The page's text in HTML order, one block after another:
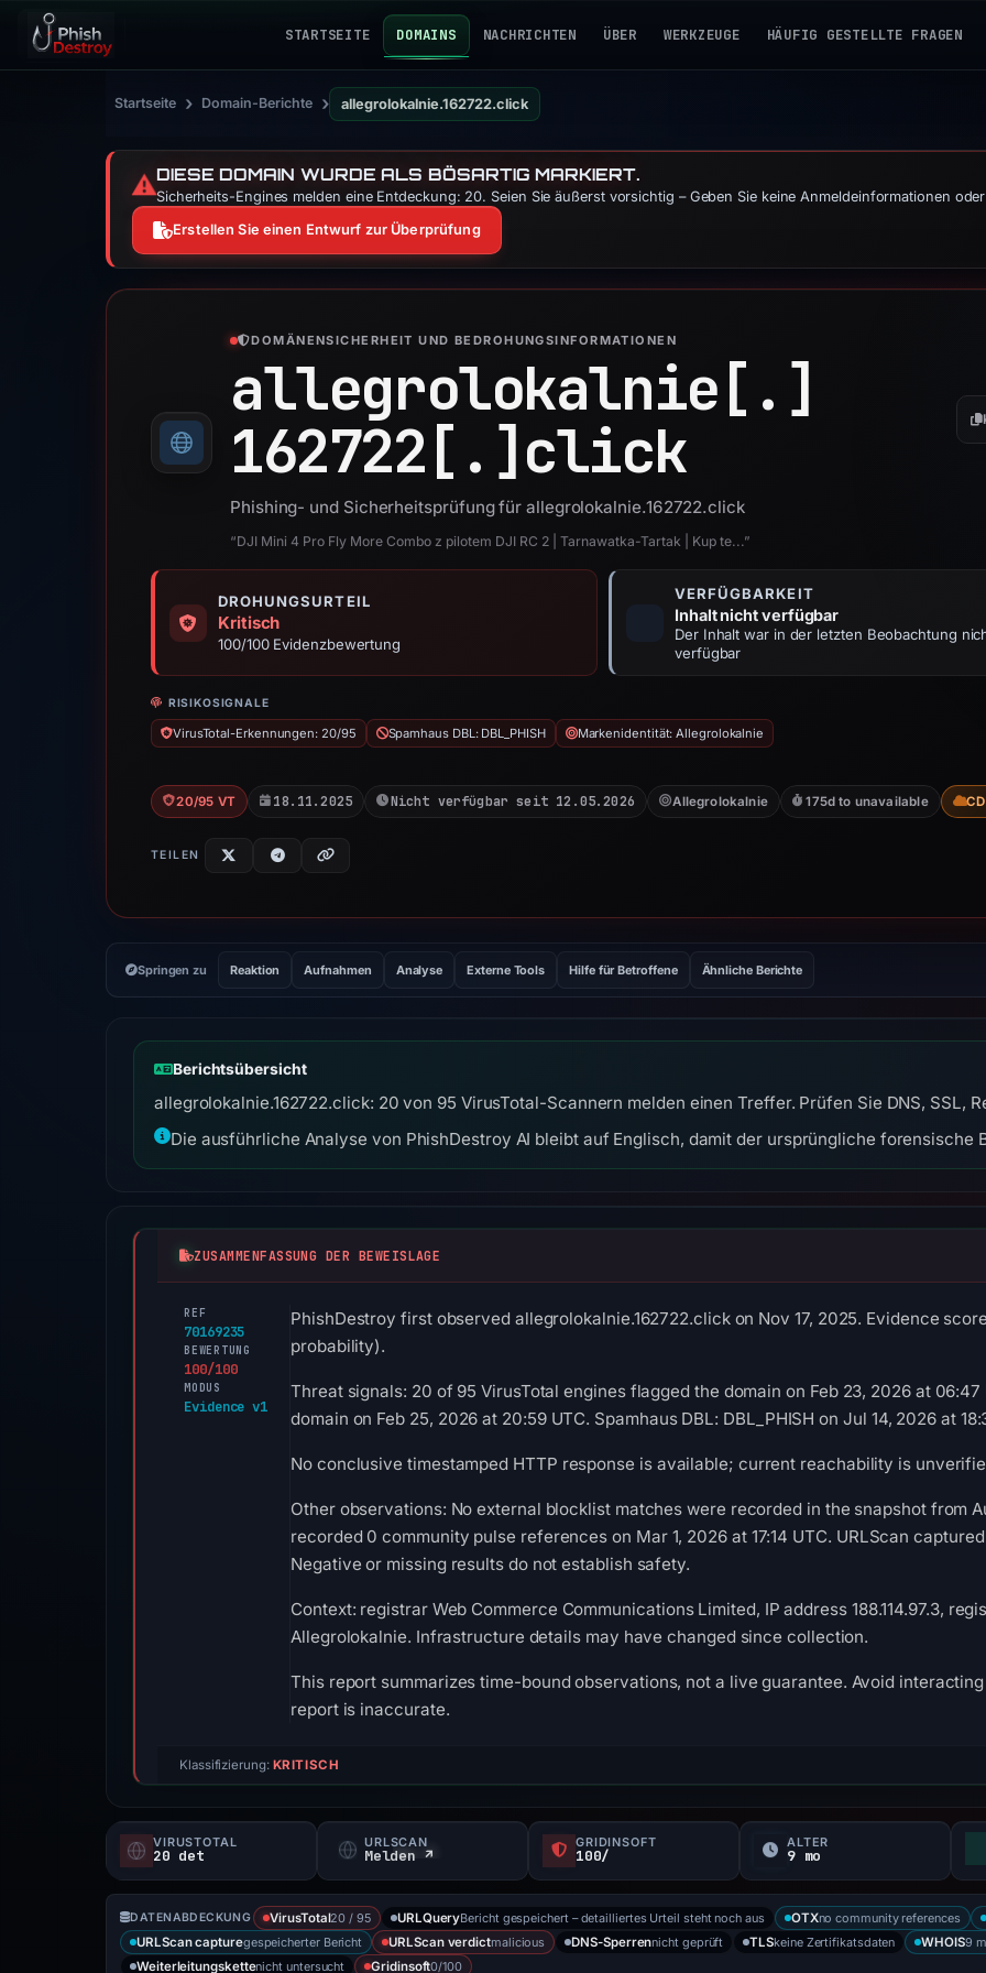
STARTSEITE DOMAINS NACHRICHTEN ÜBER WERKZEUGE HÄUFIG GESTELLTE FRAGEN
Startseite › Domain-Berichte › allegrolokalnie.162722.click
⚠️DIESE DOMAIN WURDE ALS BÖSARTIG MARKIERT.
Sicherheits-Engines melden eine Entdeckung: 20. Seien Sie äußerst vorsichtig – Geben Sie keine Anmeldeinformationen
Erstellen Sie einen Entwurf zur Überprüfung
DOMÄNENSICHERHEIT UND BEDROHUNGSINFORMATIONEN
allegrolokalnie[.]
162722[.]click
Phishing- und Sicherheitsprüfung für allegrolokalnie.162722.click
“DJI Mini 4 Pro Fly More Combo z pilotem DJI RC 2 | Tarnawatka-Tartak | Kup te...”
DROHUNGSURTEIL
Kritisch
100/100 Evidenzbewertung
VERFÜGBARKEIT
Inhalt nicht verfügbar
Der Inhalt war in der letzten Beobachtung
verfügbar
RISIKOSIGNALE
VirusTotal-Erkennungen: 20/95 Spamhaus DBL: DBL_PHISH Markenidentität: Allegrolokalnie
20/95 VT 18.11.2025 Nicht verfügbar seit 12.05.2026 Allegrolokalnie 175d to unavailable
TEILEN
Springen zu Reaktion Aufnahmen Analyse Externe Tools Hilfe für Betroffene Ähnliche Berichte
Berichtsübersicht
allegrolokalnie.162722.click: 20 von 95 VirusTotal-Scannern melden einen Treffer. Prüfen Sie DNS, SSL,
Die ausführliche Analyse von PhishDestroy AI bleibt auf Englisch, damit der ursprüngliche forensische
ZUSAMMENFASSUNG DER BEWEISLAGE
REF
70169235
BEWERTUNG
100/100
MODUS
Evidence v1
PhishDestroy first observed allegrolokalnie.162722.click on Nov 17, 2025. Evidence
probability).
Threat signals: 20 of 95 VirusTotal engines flagged the domain on Feb 23, 2026 at
domain on Feb 25, 2026 at 20:59 UTC. Spamhaus DBL: DBL_PHISH on Jul 14, 2026 at
No conclusive timestamped HTTP response is available; current reachability is
Other observations: No external blocklist matches were recorded in the snapshot from
recorded 0 community pulse references on Mar 1, 2026 at 17:14 UTC. URLScan
Negative or missing results do not establish safety.
Context: registrar Web Commerce Communications Limited, IP address 188.114.97.3,
Allegrolokalnie. Infrastructure details may have changed since collection.
This report summarizes time-bound observations, not a live guarantee. Avoid
report is inaccurate.
Klassifizierung: KRITISCH
VIRUSTOTAL
20 det
URLSCAN
Melden ↗
GRIDINSOFT
100/
ALTER
9 mo
DATENABDECKUNG VirusTotal20 / 95 URLQueryBericht gespeichert – detailliertes Urteil steht noch aus OTXno community references
URLScan capturegespeicherter Bericht URLScan verdictmalicious DNS-Sperrennicht geprüft TLSkeine Zertifikatsdaten WHOIS9
Weiterleitungskettenicht untersucht Gridinsoft0/100